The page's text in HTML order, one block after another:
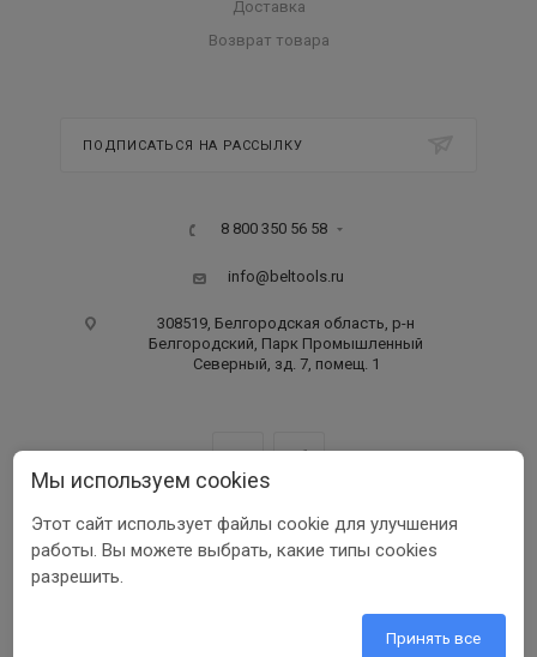
Доставка
Возврат товара
ПОДПИСАТЬСЯ НА РАССЫЛКУ
8 800 350 56 58
info@beltools.ru
308519, Белгородская область, р-н
Белгородский, Парк Промышленный
Северный, зд. 7, помещ. 1
ООО ПФ «РУССКИЙ ИНСТРУМЕНТ» ИНН 3123401255
Мы используем cookies
Этот сайт использует файлы cookie для улучшения
работы. Вы можете выбрать, какие типы cookies
разрешить.
Принять все